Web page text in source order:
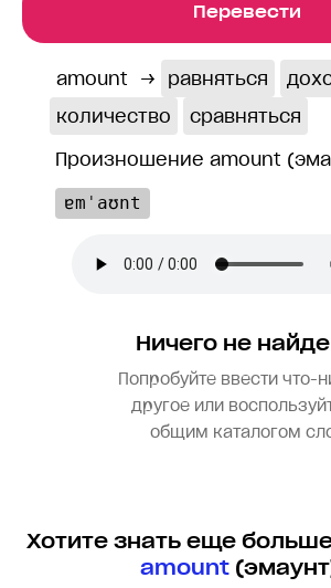
Перевести
amount → равняться
количество
сравняться
Произношение amount
ɐmˈaʊnt
Ничего не
Попробуйте ввести что-
другое или
общим каталогом
Хотите знать еще
amount